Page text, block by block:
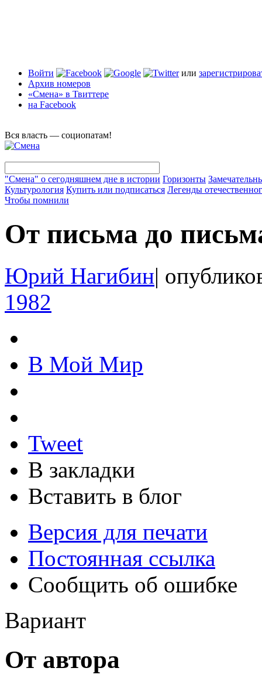
Войти или
Архив номеров
«Смена» в Твиттере
на Facebook
Вся власть — социопатам!
"Смена" о сегодняшнем дне в истории Горизонты
Культурология Купить или подписаться Легенды
Чтобы помнили
От письма до
Юрий Нагибин|
1982
В Мой Мир
Tweet
В закладки
Вставить в блог
Версия для печати
Постоянная ссылка
Сообщить об ошибке
Вариант
От автора